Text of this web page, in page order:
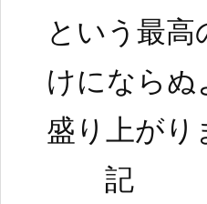
という最
けにならぬ
盛り上がり
記